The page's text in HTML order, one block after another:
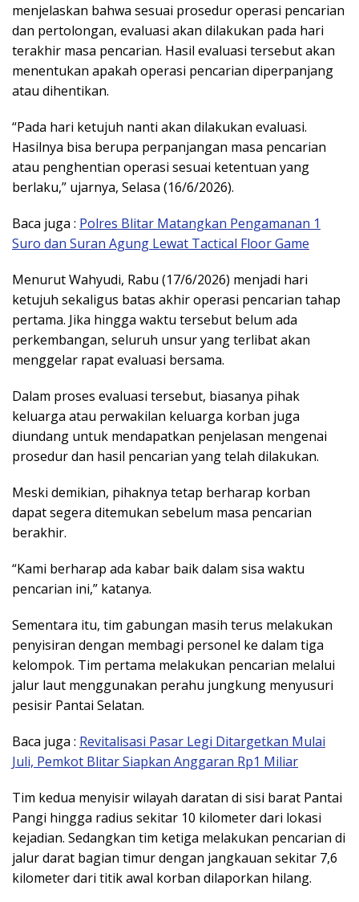
menjelaskan bahwa sesuai prosedur operasi pencarian
dan pertolongan, evaluasi akan dilakukan pada hari
terakhir masa pencarian. Hasil evaluasi tersebut akan
menentukan apakah operasi pencarian diperpanjang
atau dihentikan.
“Pada hari ketujuh nanti akan dilakukan evaluasi.
Hasilnya bisa berupa perpanjangan masa pencarian
atau penghentian operasi sesuai ketentuan yang
berlaku,” ujarnya, Selasa (16/6/2026).
Baca juga : Polres Blitar Matangkan Pengamanan 1
Suro dan Suran Agung Lewat Tactical Floor Game
Menurut Wahyudi, Rabu (17/6/2026) menjadi hari
ketujuh sekaligus batas akhir operasi pencarian tahap
pertama. Jika hingga waktu tersebut belum ada
perkembangan, seluruh unsur yang terlibat akan
menggelar rapat evaluasi bersama.
Dalam proses evaluasi tersebut, biasanya pihak
keluarga atau perwakilan keluarga korban juga
diundang untuk mendapatkan penjelasan mengenai
prosedur dan hasil pencarian yang telah dilakukan.
Meski demikian, pihaknya tetap berharap korban
dapat segera ditemukan sebelum masa pencarian
berakhir.
“Kami berharap ada kabar baik dalam sisa waktu
pencarian ini,” katanya.
Sementara itu, tim gabungan masih terus melakukan
penyisiran dengan membagi personel ke dalam tiga
kelompok. Tim pertama melakukan pencarian melalui
jalur laut menggunakan perahu jungkung menyusuri
pesisir Pantai Selatan.
Baca juga : Revitalisasi Pasar Legi Ditargetkan Mulai
Juli, Pemkot Blitar Siapkan Anggaran Rp1 Miliar
Tim kedua menyisir wilayah daratan di sisi barat Pantai
Pangi hingga radius sekitar 10 kilometer dari lokasi
kejadian. Sedangkan tim ketiga melakukan pencarian di
jalur darat bagian timur dengan jangkauan sekitar 7,6
kilometer dari titik awal korban dilaporkan hilang.